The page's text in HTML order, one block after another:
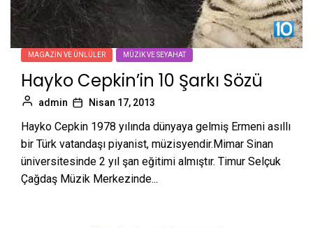
MAGAZIN VE ÜNLÜLER MÜZIK VE SEYAHAT
Hayko Cepkin’in 10 Şarkı Sözü
admin Nisan 17, 2013
Hayko Cepkin 1978 yılında dünyaya gelmiş Ermeni asıllı
bir Türk vatandaşı piyanist, müzisyendir.Mimar Sinan
üniversitesinde 2 yıl şan eğitimi almıştır. Timur Selçuk
Çağdaş Müzik Merkezinde...